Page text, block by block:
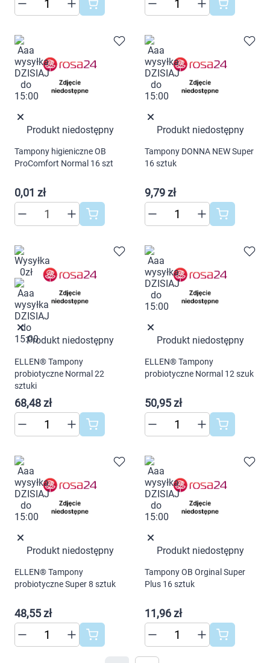
"Ustawienia" lub możesz zaakceptować
AKCEPTUJĘ WSZYSTKIE
Ustawienia
AKCEPTUJĘ WSZYSTKIE
Produkt niedostępny
Tampony higieniczne OB
ProComfort Normal 16 szt
0,01 zł
Produkt niedostępny
Tampony DONNA NEW Super
16 sztuk
9,79 zł
Produkt niedostępny
ELLEN® Tampony
probiotyczne Normal 22
sztuki
68,48 zł
Produkt niedostępny
ELLEN® Tampony
probiotyczne Normal 12 szuk
50,95 zł
Produkt niedostępny
ELLEN® Tampony
probiotyczne Super 8 sztuk
48,55 zł
Produkt niedostępny
Tampony OB Orginal Super
Plus 16 sztuk
11,96 zł